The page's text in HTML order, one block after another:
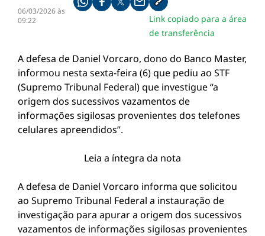
06/03/2026 às
09:22
Compartilhe pelo whatsapp
Compartilhar no facebook
Compartilhar no twitter
Compartilhe pelo email
Copiar link da notícia
Link copiado para a área
de transferência
A defesa de Daniel Vorcaro, dono do Banco Master,
informou nesta sexta-feira (6) que pediu ao STF
(Supremo Tribunal Federal) que investigue “a
origem dos sucessivos vazamentos de
informações sigilosas provenientes dos telefones
celulares apreendidos”.
Leia a íntegra da nota
A defesa de Daniel Vorcaro informa que solicitou
ao Supremo Tribunal Federal a instauração de
investigação para apurar a origem dos sucessivos
vazamentos de informações sigilosas provenientes